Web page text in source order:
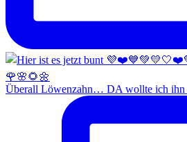
Überall Löwenzahn… DA wollte ich ihn